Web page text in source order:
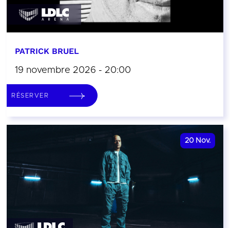
PATRICK BRUEL
19 novembre 2026 - 20:00
RÉSERVER
20 Nov.